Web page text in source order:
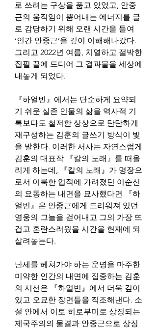
로 쓰려는 구상을 품고 있었고, 안중
근의 움직임이 뿜어내는 에너지를 글
로 감당하기 위해 오랜 시간을 들여
‘인간 안중근’을 깊이 이해해나갔다.
그리고 2022년 여름, 치열하고 절박한
집필 끝에 드디어 그 결과물을 세상에
내놓게 되었다.
『하얼빈』에서는 단순하게 요약되
기 쉬운 실존 인물의 삶을 역사적 기
록보다도 철저한 상상으로 탄탄하게
재구성하는 김훈의 글쓰기 방식이 빛
을 발한다. 이러한 서사는 자연스럽게
김훈의 대표작 『칼의 노래』를 떠올
리게 하는데, 『칼의 노래』가 명장으
로서 이룩한 업적에 가려졌던 이순신
의 요동하는 내면을 묘사했다면 『하
얼빈』은 안중근에게 드리워져 있던
영웅의 그늘을 걷어내고 그의 가장 뜨
겁고 혼란스러웠을 시간을 현재에 되
살려놓는다.
난세를 헤쳐가야 하는 운명을 마주한
미약한 인간의 내면에 집중하는 김훈
의 시선은 『하얼빈』에서 더욱 깊이
있고 오묘한 장면들을 직조해낸다. 소
설 안에서 이토 히로부미로 상징되는
제국주의의 물결과 안중근으로 상징